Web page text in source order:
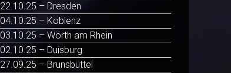
22.10.25 – Dresden
04.10.25 – Koblenz
03.10.25 – Wörth am Rhein
02.10.25 – Duisburg
27.09.25 – Brunsbüttel